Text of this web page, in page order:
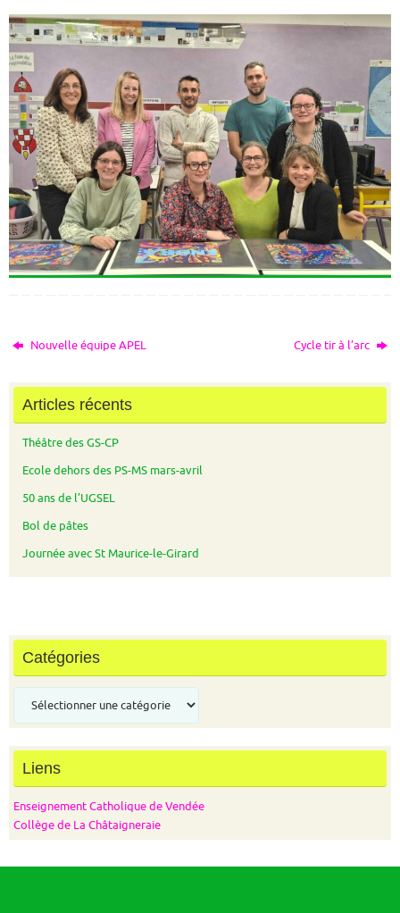
Nouvelle équipe APEL Cycle tir à l’arc
Articles récents
Théâtre des GS-CP
Ecole dehors des PS-MS mars-avril
50 ans de l’UGSEL
Bol de pâtes
Journée avec St Maurice-le-Girard
Catégories
Liens
Enseignement Catholique de Vendée
Collège de La Châtaigneraie